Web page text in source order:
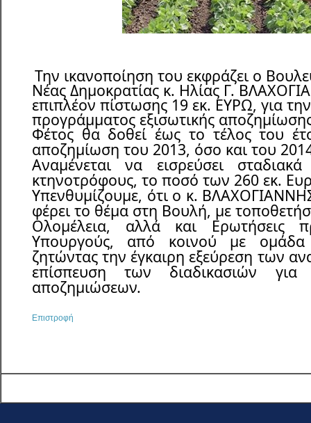
Την ικανοποίηση του εκφράζει ο
Νέας Δημοκρατίας κ. Ηλίας Γ.
επιπλέον πίστωσης 19 εκ. ΕΥΡΩ, για
προγράμματος εξισωτικής
Φέτος θα δοθεί έως το τέλος του
αποζημίωση του 2013, όσο και του
Αναμένεται να εισρεύσει
κτηνοτρόφους, το ποσό των 260 εκ.
Υπενθυμίζουμε, ότι ο κ.
φέρει το θέμα στη Βουλή, με
Ολομέλεια, αλλά και Ερωτήσεις
Υπουργούς, από κοινού με
ζητώντας την έγκαιρη εξεύρεση των
επίσπευση των διαδικασιών
αποζημιώσεων.
Επιστροφή